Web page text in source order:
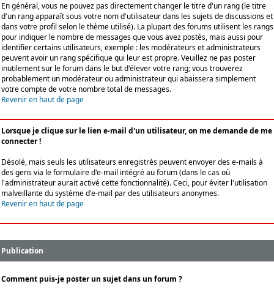
En général, vous ne pouvez pas directement changer le titre d'un rang (le titre
d'un rang apparaît sous votre nom d'utilisateur dans les sujets de discussions et
dans votre profil selon le thème utilisé). La plupart des forums utilisent les rangs
pour indiquer le nombre de messages que vous avez postés, mais aussi pour
identifier certains utilisateurs, exemple : les modérateurs et administrateurs
peuvent avoir un rang spécifique qui leur est propre. Veuillez ne pas poster
inutilement sur le forum dans le but d'élever votre rang; vous trouverez
probablement un modérateur ou administrateur qui abaissera simplement
votre compte de votre nombre total de messages.
Revenir en haut de page
Lorsque je clique sur le lien e-mail d'un utilisateur, on me demande de me
connecter !
Désolé, mais seuls les utilisateurs enregistrés peuvent envoyer des e-mails à
des gens via le formulaire d'e-mail intégré au forum (dans le cas où
l'administrateur aurait activé cette fonctionnalité). Ceci, pour éviter l'utilisation
malveillante du système d'e-mail par des utilisateurs anonymes.
Revenir en haut de page
Publication
Comment puis-je poster un sujet dans un forum ?